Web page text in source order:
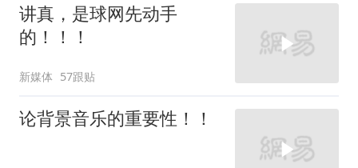
讲真，是球网先动手
的！！！
新媒体 57跟贴
论背景音乐的重要性！！